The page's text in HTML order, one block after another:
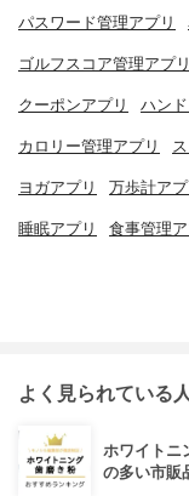
パスワード管理アプリ
ゴルフスコア管理アプリ
クーポンアプリ ハン
カロリー管理アプリ
ヨガアプリ 万歩計アプ
睡眠アプリ 食事管理ア
よく見られている
ホワイトニ
の多い市販